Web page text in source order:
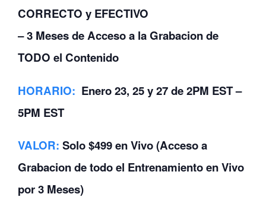
CORRECTO y EFECTIVO
– 3 Meses de Acceso a la Grabacion de
TODO el Contenido
HORARIO: Enero 23, 25 y 27 de 2PM EST –
5PM EST
VALOR: Solo $499 en Vivo (Acceso a
Grabacion de todo el Entrenamiento en Vivo
por 3 Meses)